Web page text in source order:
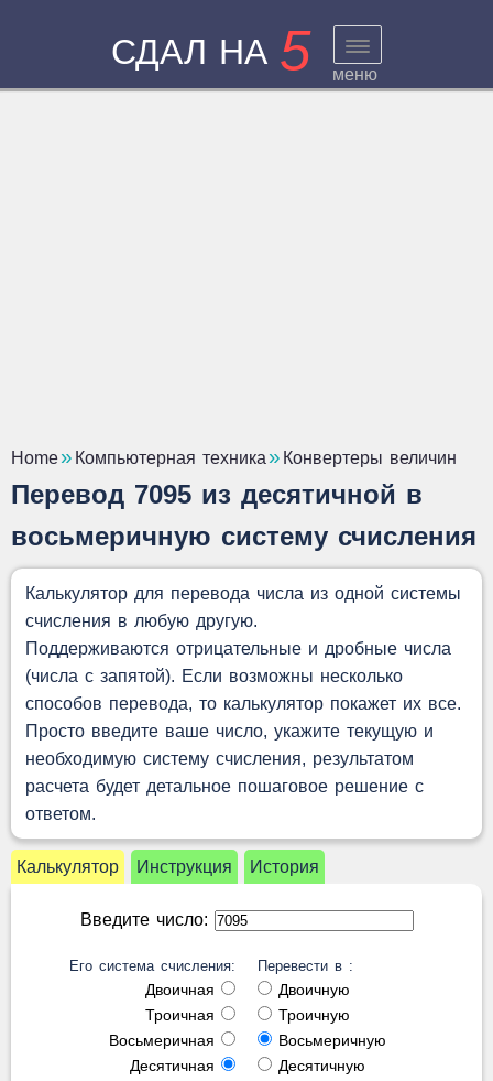
СДАЛ НА 5 меню
Home Компьютерная техника Конвертеры величин
Перевод 7095 из десятичной в
восьмеричную систему счисления
Калькулятор для перевода числа из одной системы
счисления в любую другую.
Поддерживаются отрицательные и дробные числа
(числа с запятой). Если возможны несколько
способов перевода, то калькулятор покажет их все.
Просто введите ваше число, укажите текущую и
необходимую систему счисления, результатом
расчета будет детальное пошаговое решение с
ответом.
Калькулятор Инструкция История
Введите число:
Его система счисления:
Двоичная
Троичная
Восьмеричная
Десятичная
Перевести в :
Двоичную
Троичную
Восьмеричную
Десятичную